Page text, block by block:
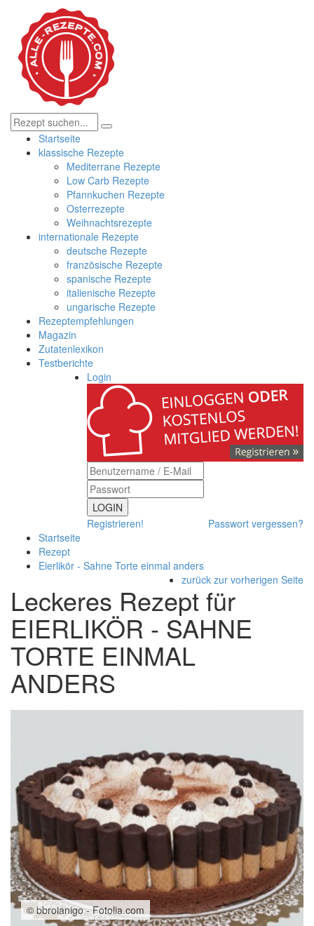
Startseite
klassische Rezepte
Mediterrane Rezepte
Low Carb Rezepte
Pfannkuchen Rezepte
Osterrezepte
Weihnachtsrezepte
internationale Rezepte
deutsche Rezepte
französische Rezepte
spanische Rezepte
italienische Rezepte
ungarische Rezepte
Rezeptempfehlungen
Magazin
Zutatenlexikon
Testberichte
Login
LOGIN
Registrieren!
Passwort vergessen?
Startseite
Rezept
Eierlikör - Sahne Torte einmal anders
zurück zur vorherigen Seite
Leckeres Rezept für
EIERLIKÖR - SAHNE
TORTE EINMAL
ANDERS
© bbroianigo - Fotolia.com